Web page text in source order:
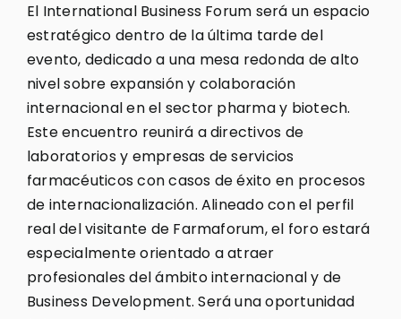
El International Business Forum será un espacio
estratégico dentro de la última tarde del
evento, dedicado a una mesa redonda de alto
nivel sobre expansión y colaboración
internacional en el sector pharma y biotech.
Este encuentro reunirá a directivos de
laboratorios y empresas de servicios
farmacéuticos con casos de éxito en procesos
de internacionalización. Alineado con el perfil
real del visitante de Farmaforum, el foro estará
especialmente orientado a atraer
profesionales del ámbito internacional y de
Business Development. Será una oportunidad